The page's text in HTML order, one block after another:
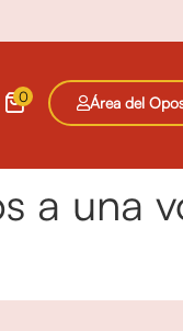
0 Área del
a una